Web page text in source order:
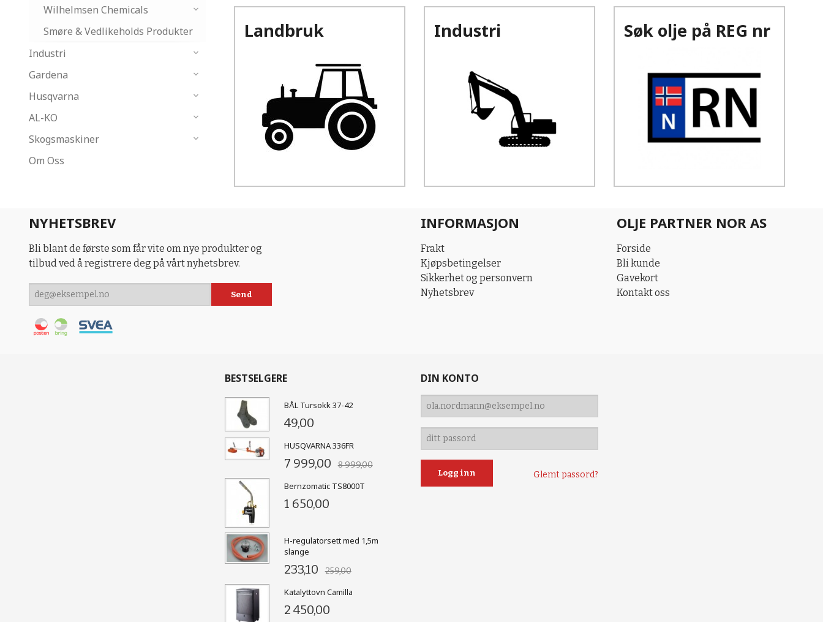
Wilhelmsen Chemicals
Smøre & Vedlikeholds Produkter
Industri
Gardena
Husqvarna
AL-KO
Skogsmaskiner
Om Oss
Landbruk Industri Søk olje på REG nr
NYHETSBREV
Bli blant de første som får vite om nye produkter og
tilbud ved å registrere deg på vårt nyhetsbrev.
INFORMASJON
Frakt
Kjøpsbetingelser
Sikkerhet og personvern
Nyhetsbrev
OLJE PARTNER NOR AS
Forside
Bli kunde
Gavekort
Kontakt oss
BESTSELGERE
BÅL Tursokk 37-42
49,00
HUSQVARNA 336FR
7 999,00 8 999,00
Bernzomatic TS8000T
1 650,00
H-regulatorsett med 1,5m
slange
233,10 259,00
Katalyttovn Camilla
2 450,00
DIN KONTO
Glemt passord?